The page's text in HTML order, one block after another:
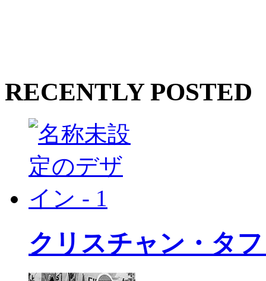
RECENTLY POSTED
クリスチャン・タ